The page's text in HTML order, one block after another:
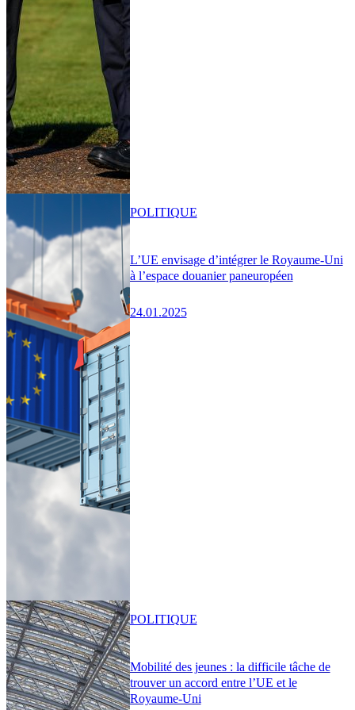
L’UE envisage d’intégrer le Royaume-Uni
à l’espace douanier paneuropéen
24.01.2025
POLITIQUE
Mobilité des jeunes : la difficile tâche de
trouver un accord entre l’UE et le
Royaume-Uni
POLITIQUE